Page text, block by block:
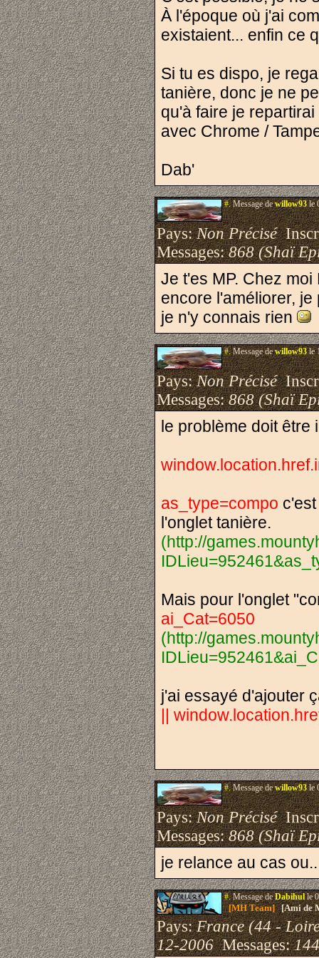
À l'époque où j'ai
existaient... enfin ce
Si tu es dispo, je
tanière, donc je ne
qu'à faire je
avec Chrome /
Dab'
#.Message dewillow93le
Pays:Non Précisé
Messages:868 (Shaï
Je t'es MP. Chez
encore l'améliorer,
je n'y connais rien
#.Message dewillow93le
Pays:Non Précisé
Messages:868 (Shaï
le problème doit être
as_type=compo
l'onglet tanière.
(http://
Mais pour l'onglet
ai_Cat=6050
(http://
j'ai essayé d'ajouter
||
#.Message dewillow93le
Pays:Non Précisé
Messages:868 (Shaï
je relance au cas
#.Message deDabihulle
[MH Team][Ami de
Pays:France (44 -
12-2006Messages: